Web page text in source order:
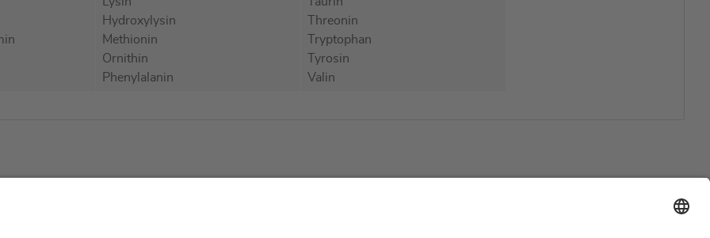
Hydroxylysin
Methionin
Ornithin
Phenylalanin
Threonin
Tryptophan
Tyrosin
Valin